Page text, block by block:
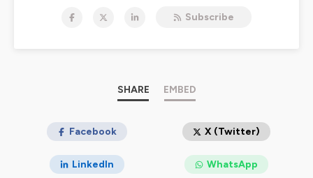
aspects pratiques et sa mise en œuvre en formation.
🧑‍💻 Un site internet augmenté où vous retrouverez
l'ensemble de nos podcasts, et des ressources
https://www.rdventerredigitale.com/podcasts
🎉 Des éditions spéciales diverses et variées, dans
lesquelles nous abordons différents aspects du Digital
Subscribe
SHARE EMBED
Facebook X (Twitter)
LinkedIn WhatsApp